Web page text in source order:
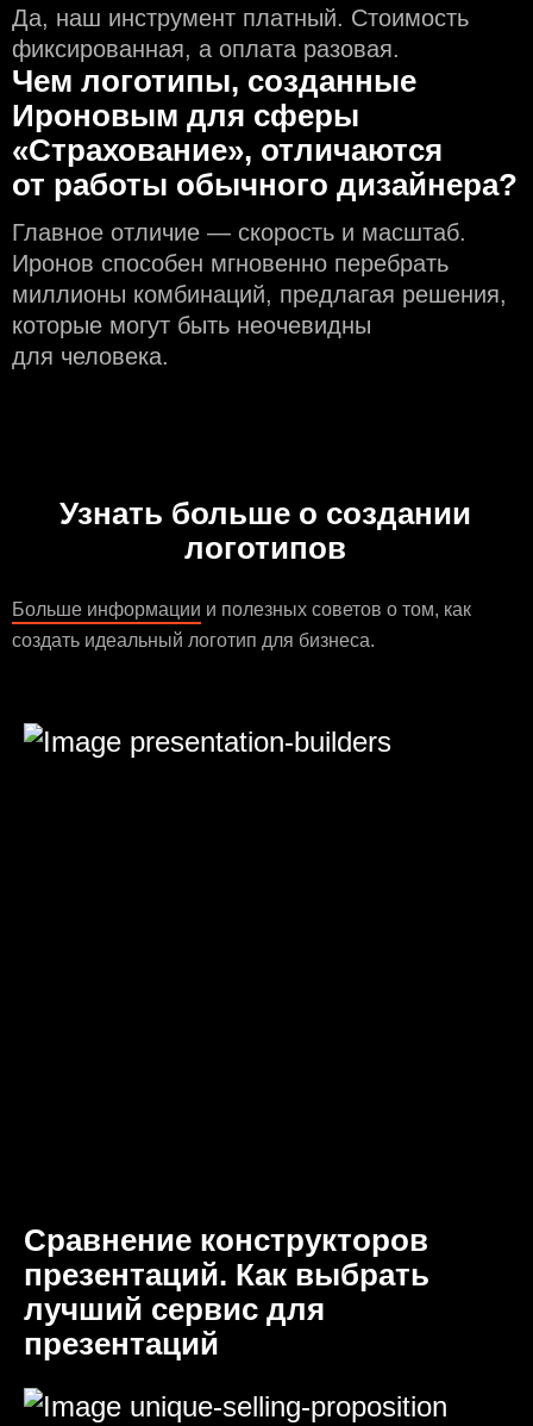
Да, наш инструмент платный. Стоимость
фиксированная, а оплата разовая.
Чем логотипы, созданные
Ироновым для сферы
«Страхование», отличаются
от работы обычного дизайнера?
Главное отличие — скорость и масштаб.
Иронов способен мгновенно перебрать
миллионы комбинаций, предлагая решения,
которые могут быть неочевидны
для человека.
Узнать больше о создании
логотипов
Больше информации и полезных советов о том, как
создать идеальный логотип для бизнеса.
Сравнение конструкторов
презентаций. Как выбрать
лучший сервис для
презентаций